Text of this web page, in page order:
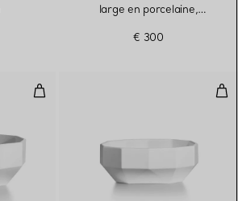
large en porcelaine,
€ 300
Bol taille Medium en porcelaine